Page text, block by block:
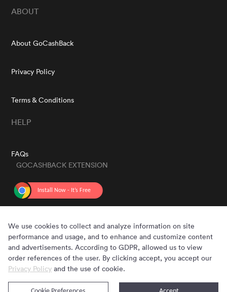
ABOUT
About GoCashBack
Privacy Policy
Terms & Conditions
HELP
FAQs
GOCASHBACK EXTENSION
We use cookies to collect and analyze information on site
performance and usage, and to enhance and customize content
and advertisements. According to GDPR, allowed us to view
order references of the user. By clicking accept, you accept our
Privacy Policy and the use of cookie.